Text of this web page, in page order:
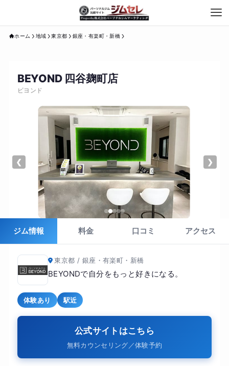
ホーム 地域 東京都 銀座・有楽町・新橋
BEYOND 四谷麹町店
ビヨンド
❮ ❯
ジム情報 料金 口コミ アクセス
東京都 / 銀座・有楽町・新橋
BEYONDで自分をもっと好きになる。
体験あり 駅近
公式サイトはこちら
無料カウンセリング／体験予約